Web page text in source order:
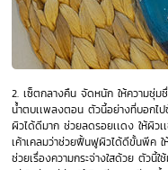
2. เซ็ตกลางคืน จัดหนัก ให้ความชุ่ม
น้ำตบเเพลงตอน ตัวนี้อย่างที่บอกไป
ผิวได้ดีมาก ช่วยลดรอยเเดง ให้ผิว
เค้าเคลมว่าช่วยฟื้นฟูผิวได้ดีขั้นพีค
ช่วยเรื่องความกระจ่างใสด้วย ตัวนี้